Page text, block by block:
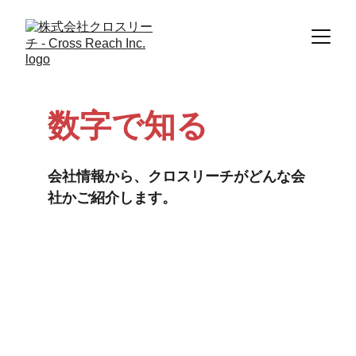
数字で知る
会社情報から、クロスリーチがどんな会
社かご紹介します。